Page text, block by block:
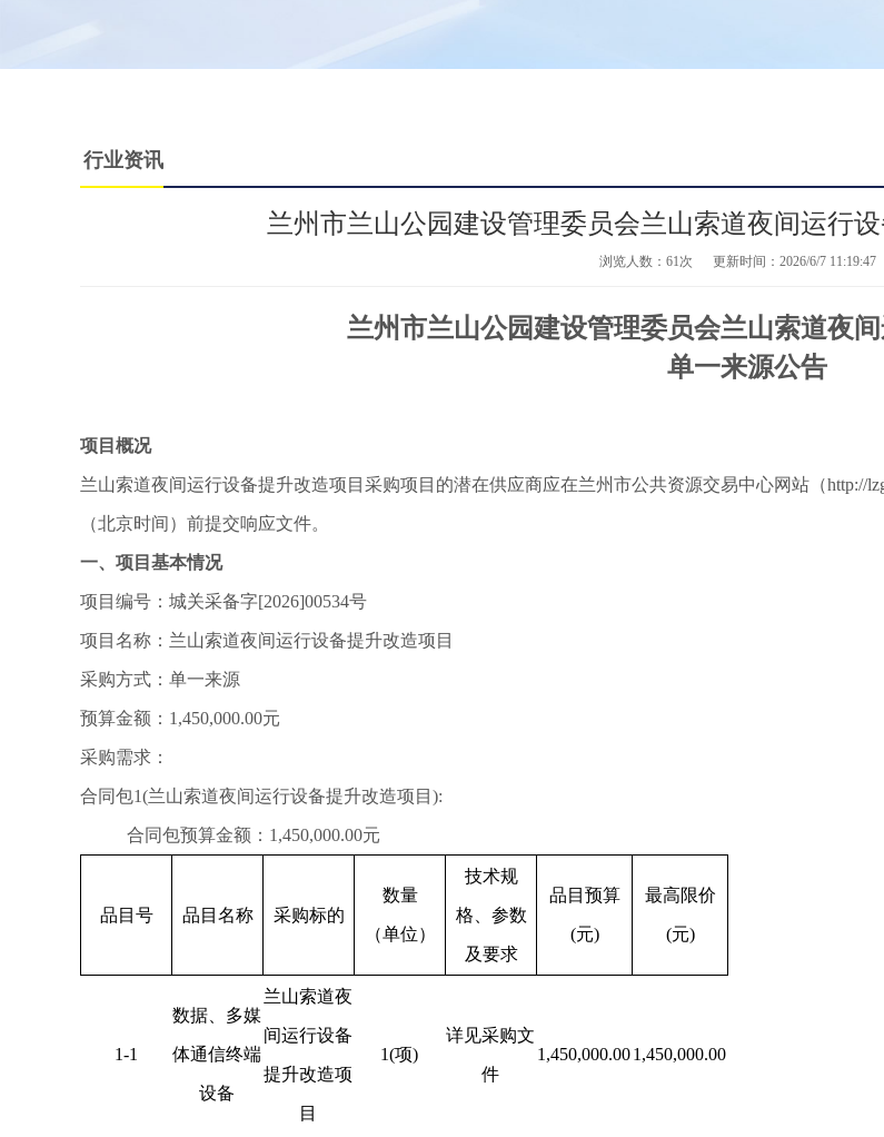
行业资讯
兰州市兰山公园建设管理委员会兰山索道夜间运行
浏览人数： 61次 更新时间：2026/6/7 11:19:47
兰州市兰山公园建设管理委员会兰山索道夜
单一来源公告
项目概况
兰山索道夜间运行设备提升改造项目采购项目的潜在供应商应在兰州市公共资源交易中心网站（http://
（北京时间）前提交响应文件。
一、项目基本情况
项目编号：城关采备字[2026]00534号
项目名称：兰山索道夜间运行设备提升改造项目
采购方式：单一来源
预算金额： 1,450,000.00元
采购需求：
合同包1(兰山索道夜间运行设备提升改造项目):
合同包预算金额： 1,450,000.00元
品目号 品目名称 采购标的
数量
（单位）
技术规
格、参数
及要求
品目预算
(元)
最高限价
(元)
1-1
数据、多媒
体通信终端
设备
兰山索道夜
间运行设备
提升改造项
目
1(项)
详见采购文
件
1,450,000.001,450,000.00